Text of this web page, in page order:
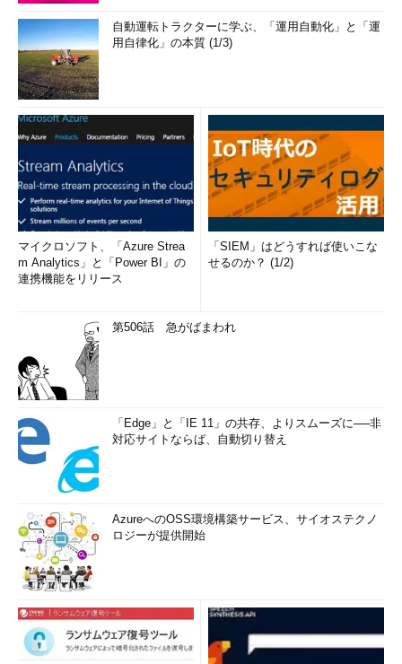
自動運転トラクターに学ぶ、「運用自動化」と「運
用自律化」の本質 (1/3)
マイクロソフト、「Azure Strea
m Analytics」と「Power BI」の
連携機能をリリース
「SIEM」はどうすれば使いこな
せるのか？ (1/2)
第506話 急がばまわれ
「Edge」と「IE 11」の共存、よりスムーズに──非
対応サイトならば、自動切り替え
AzureへのOSS環境構築サービス、サイオステクノ
ロジーが提供開始